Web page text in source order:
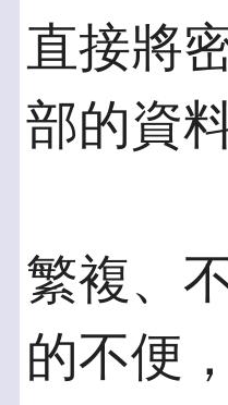
直接將
部的資
繁複、
的不便